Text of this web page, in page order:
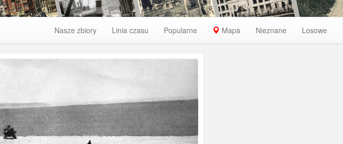
Nasze zbiory Linia czasu Popularne Mapa Nieznane Losowe